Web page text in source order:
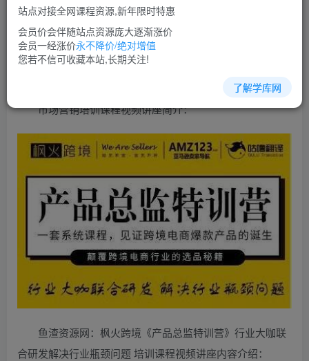
立即购买
您当前未登录！建议登陆后购买，可保存购买订单
市场营销培训课程视频讲座简介：
鱼渣资源网：枫火跨境《产品总监特训营》行业大咖联
合研发解决行业瓶颈问题 培训课程视频讲座内容介绍：
站点对接全网课程资源,新年限时特惠
会员价会伴随站点资源庞大逐渐涨价
会员一经涨价永不降价/绝对增值
您若不信可收藏本站,长期关注!
了解学库网